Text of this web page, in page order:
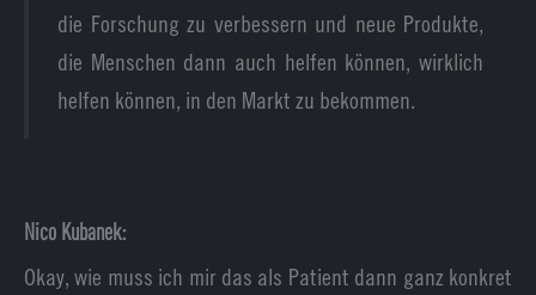
die Forschung zu verbessern und neue Produkte,
die Menschen dann auch helfen können, wirklich
helfen können, in den Markt zu bekommen.
Nico Kubanek:
Okay, wie muss ich mir das als Patient dann ganz konkret